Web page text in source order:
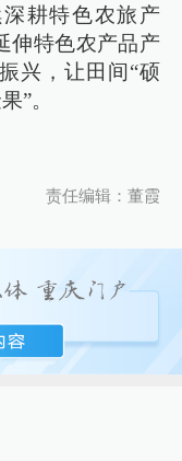
耕特色农旅产
伸特色农产品产
兴，让田间“硕
”。
责任编辑：董霞